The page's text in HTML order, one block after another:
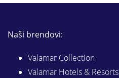
Naši brendovi:
Valamar Collection
Valamar Hotels & Resorts